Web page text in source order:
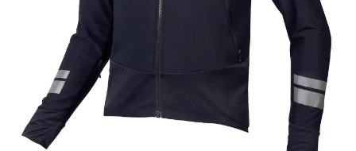
Endura Pro SL 3-Season : Affrontez toutes
les saisons avec style grâce à la veste !
Que vous soyez en train de parcourir des kilomètres sur
les routes ou de vous aventurer hors des sentiers battus,
veste vélo pour homme Pro SL 3-Season d'Endura